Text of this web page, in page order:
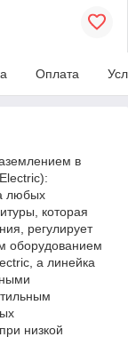
Оплата
в
любых
которая
регулирует
оборудованием
а линейка
низкой